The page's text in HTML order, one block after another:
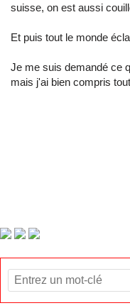
suisse, on est aussi
Et puis tout le monde
Je me suis demandé ce
mais j'ai bien compris